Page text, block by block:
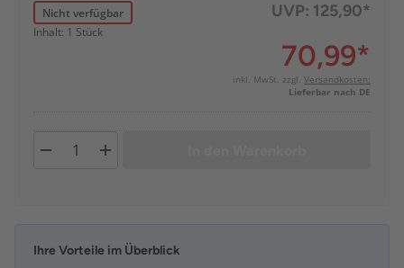
Nicht verfügbar
Inhalt: 1 Stück
UVP: 125,90*
70,99*
inkl. MwSt. zzgl. Versandkosten:
Lieferbar nach DE
Ihre Vorteile im Überblick